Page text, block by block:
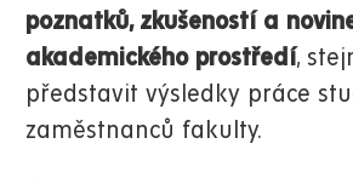
poznatků, zkušeností a
akademického prostředí,
představit výsledky práce
zaměstnanců fakulty.